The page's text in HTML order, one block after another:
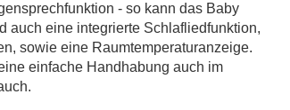
- so kann das Baby
auch eine integrierte Schlafliedfunktion,
sowie eine Raumtemperaturanzeige.
einfache Handhabung auch im